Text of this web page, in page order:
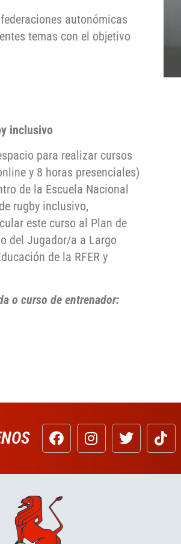
autonómicas
temas con el objetivo
inclusivo
para realizar cursos
y 8 horas presenciales)
de la Escuela Nacional
rugby inclusivo,
este curso al Plan de
del Jugador/a a Largo
de la RFER y
o curso de entrenador: